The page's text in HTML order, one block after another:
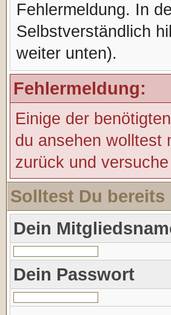
Fehlermeldung. In
Selbstverständlich
weiter unten).
Fehlermeldung:
Einige der
du ansehen wolltest
zurück und
Solltest Du
Dein
Dein Passwort